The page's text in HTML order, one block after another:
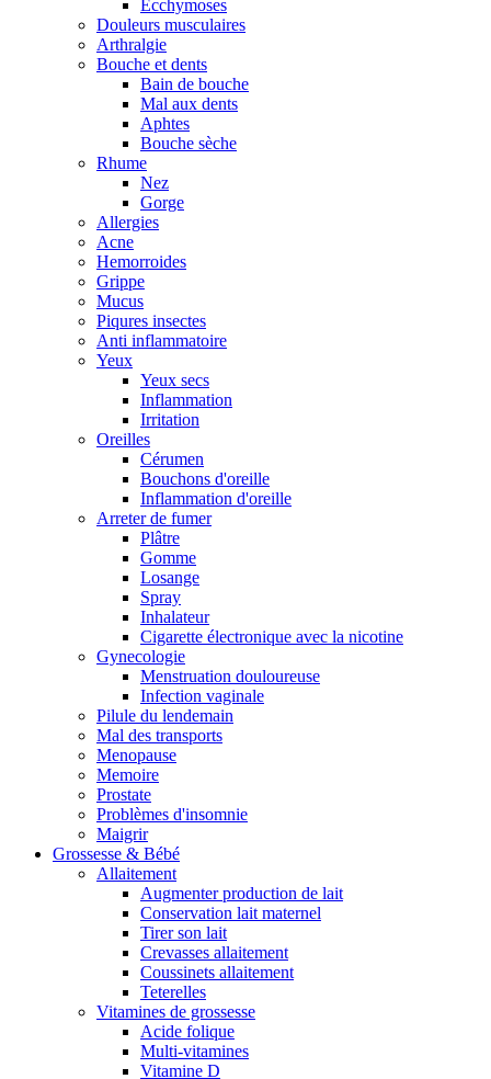
Ecchymoses
Douleurs musculaires
Arthralgie
Bouche et dents
Bain de bouche
Mal aux dents
Aphtes
Bouche sèche
Rhume
Nez
Gorge
Allergies
Acne
Hemorroides
Grippe
Mucus
Piqures insectes
Anti inflammatoire
Yeux
Yeux secs
Inflammation
Irritation
Oreilles
Cérumen
Bouchons d'oreille
Inflammation d'oreille
Arreter de fumer
Plâtre
Gomme
Losange
Spray
Inhalateur
Cigarette électronique avec la nicotine
Gynecologie
Menstruation douloureuse
Infection vaginale
Pilule du lendemain
Mal des transports
Menopause
Memoire
Prostate
Problèmes d'insomnie
Maigrir
Grossesse & Bébé
Allaitement
Augmenter production de lait
Conservation lait maternel
Tirer son lait
Crevasses allaitement
Coussinets allaitement
Teterelles
Vitamines de grossesse
Acide folique
Multi-vitamines
Vitamine D